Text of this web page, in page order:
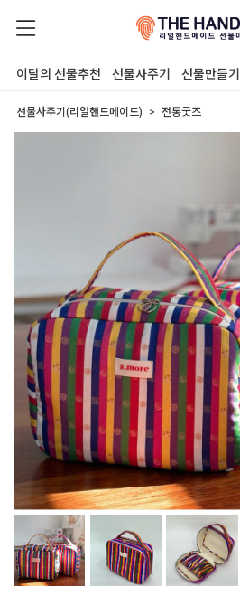
이달의 선물추천 선물사주기 선물만들기
선물사주기(리얼핸드메이드) 전통굿즈